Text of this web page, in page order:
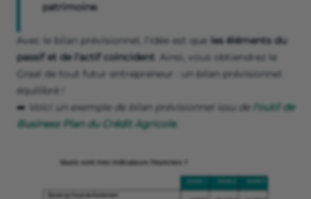
patrimoine.
Avec le bilan prévisionnel, l'idée est que les éléments du
passif et de l'actif coïncident . Ainsi, vous obtiendrez le
Graal de tout futur entrepreneur : un bilan prévisionnel
équilibré !
➡️ Voici un exemple de bilan prévisionnel issu de l'outil de
Business Plan du Crédit Agricole.